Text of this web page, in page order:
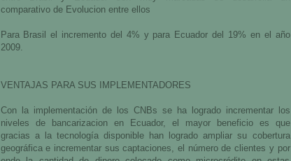
comparativo de Evolucion entre ellos
Para Brasil el incremento del 4% y para Ecuador del 19% en el año
2009.
VENTAJAS PARA SUS IMPLEMENTADORES
Con la implementación de los CNBs se ha logrado incrementar los
niveles de bancarizacion en Ecuador, el mayor beneficio es que
gracias a la tecnología disponible han logrado ampliar su cobertura
geográfica e incrementar sus captaciones, el número de clientes y por